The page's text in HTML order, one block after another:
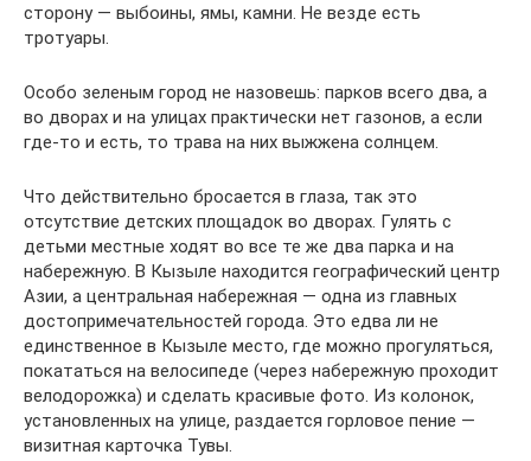
сторону — выбоины, ямы, камни. Не везде есть
тротуары.
Особо зеленым город не назовешь: парков всего два, а
во дворах и на улицах практически нет газонов, а если
где-то и есть, то трава на них выжжена солнцем.
Что действительно бросается в глаза, так это
отсутствие детских площадок во дворах. Гулять с
детьми местные ходят во все те же два парка и на
набережную. В Кызыле находится географический центр
Азии, а центральная набережная — одна из главных
достопримечательностей города. Это едва ли не
единственное в Кызыле место, где можно прогуляться,
покататься на велосипеде (через набережную проходит
велодорожка) и сделать красивые фото. Из колонок,
установленных на улице, раздается горловое пение —
визитная карточка Тувы.